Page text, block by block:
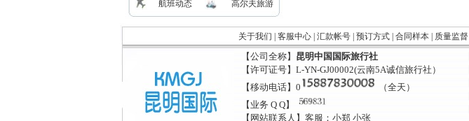
航班动态
高尔夫旅游
关于我们 客服中心 汇款帐号 预订方式 合同样本 质量监督
【公司全称】 昆明中国国际旅行社
【许可证号】L-YN-GJ00002(云南5A诚信旅行社）
【移动电话】0
（全天）
【业务 Q Q】
【网站联系人】客服：小郑 小张